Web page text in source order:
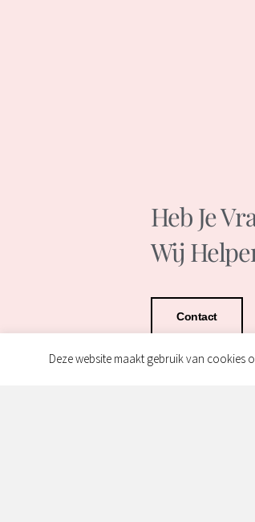
Heb Je
Wij
Contact
Deze website maakt gebruik van cookies